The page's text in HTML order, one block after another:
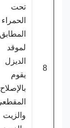
الحمراء
المطابق
لموقد
الديزل
بالإصلاح
المقطعي
والزيت